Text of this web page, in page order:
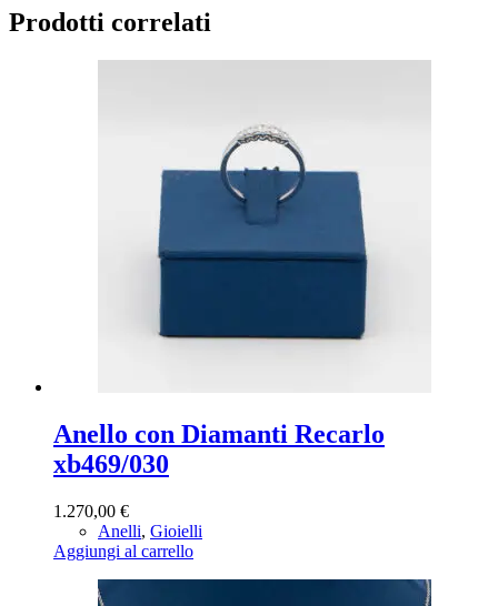
Prodotti correlati
Anello con Diamanti Recarlo
xb469/030
1.270,00 €
Anelli, Gioielli
Aggiungi al carrello